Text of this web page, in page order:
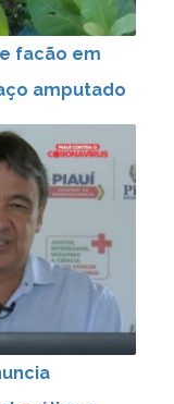
facão em
amputado